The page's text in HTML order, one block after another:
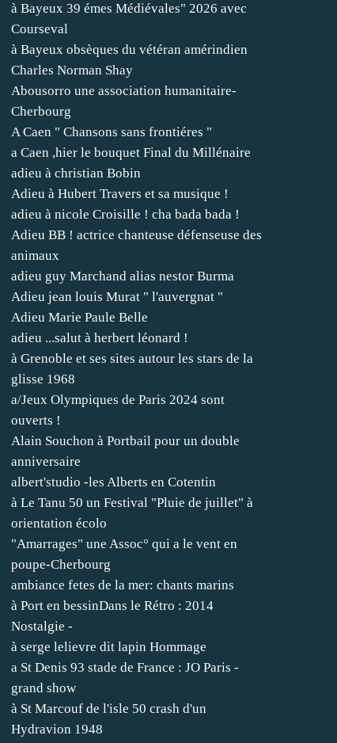
à Bayeux 39 émes Médiévales" 2026 avec
Courseval
à Bayeux obsèques du vétéran amérindien
Charles Norman Shay
Abousorro une association humanitaire-
Cherbourg
A Caen " Chansons sans frontiéres "
a Caen ,hier le bouquet Final du Millénaire
adieu à christian Bobin
Adieu à Hubert Travers et sa musique !
adieu à nicole Croisille ! cha bada bada !
Adieu BB ! actrice chanteuse défenseuse des
animaux
adieu guy Marchand alias nestor Burma
Adieu jean louis Murat " l'auvergnat "
Adieu Marie Paule Belle
adieu ...salut à herbert léonard !
à Grenoble et ses sites autour les stars de la
glisse 1968
a/Jeux Olympiques de Paris 2024 sont
ouverts !
Alain Souchon à Portbail pour un double
anniversaire
albert'studio -les Alberts en Cotentin
à Le Tanu 50 un Festival "Pluie de juillet" à
orientation écolo
"Amarrages" une Assoc° qui a le vent en
poupe-Cherbourg
ambiance fetes de la mer: chants marins
à Port en bessinDans le Rétro : 2014
Nostalgie -
à serge lelievre dit lapin Hommage
a St Denis 93 stade de France : JO Paris -
grand show
à St Marcouf de l'isle 50 crash d'un
Hydravion 1948